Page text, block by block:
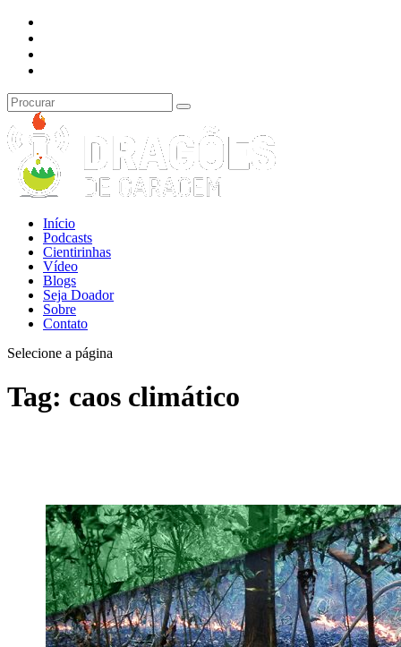
Início
Podcasts
Cientirinhas
Vídeo
Blogs
Seja Doador
Sobre
Contato
Selecione a página
Tag: caos climático